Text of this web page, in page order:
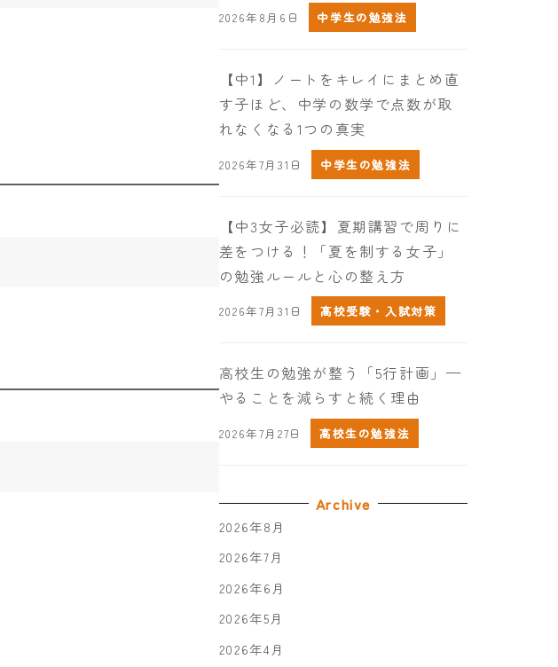
2026年8月6日 中学生の勉強法
【中1】ノートをキレイにまとめ直
す子ほど、中学の数学で点数が取
れなくなる1つの真実
2026年7月31日 中学生の勉強法
【中3女子必読】夏期講習で周りに
差をつける！「夏を制する女子」
の勉強ルールと心の整え方
2026年7月31日 高校受験・入試対策
高校生の勉強が整う「5行計画」—
やることを減らすと続く理由
2026年7月27日 高校生の勉強法
Archive
2026年8月
2026年7月
2026年6月
2026年5月
2026年4月